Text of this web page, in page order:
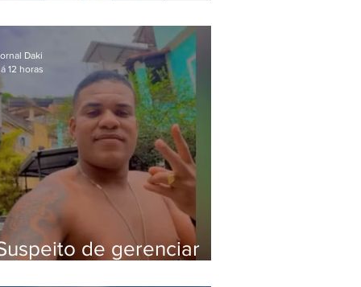
contra crianças
de gerenciar
Daki
12 horas